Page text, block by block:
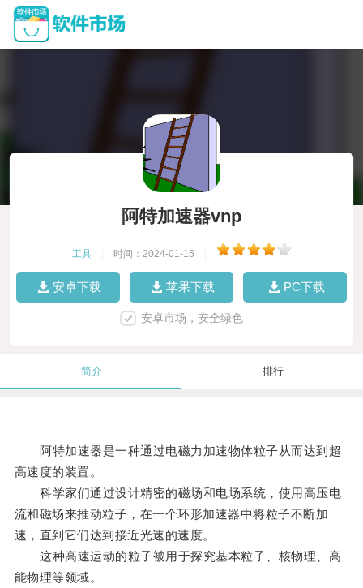
阿特加速器vnp
工具 时间：2024-01-15
安卓下载 苹果下载 PC下载
安卓市场，安全绿色
简介 排行
阿特加速器是一种通过电磁力加速物体粒子从而达到超
高速度的装置。
科学家们通过设计精密的磁场和电场系统，使用高压电
流和磁场来推动粒子，在一个环形加速器中将粒子不断加
速，直到它们达到接近光速的速度。
这种高速运动的粒子被用于探究基本粒子、核物理、高
能物理等领域。